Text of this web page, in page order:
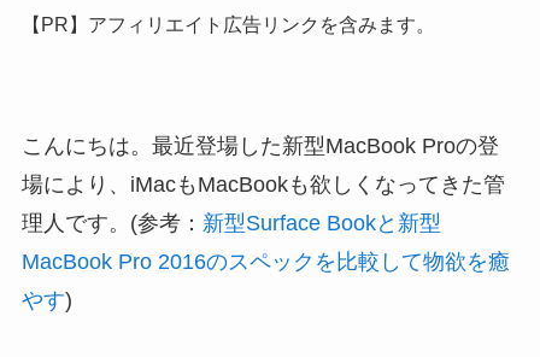
【PR】アフィリエイト広告リンクを含みます。
こんにちは。最近登場した新型MacBook Proの登
場により、iMacもMacBookも欲しくなってきた管
理人です。(参考： 新型Surface Bookと新型
MacBook Pro 2016のスペックを比較して物欲を癒
やす)